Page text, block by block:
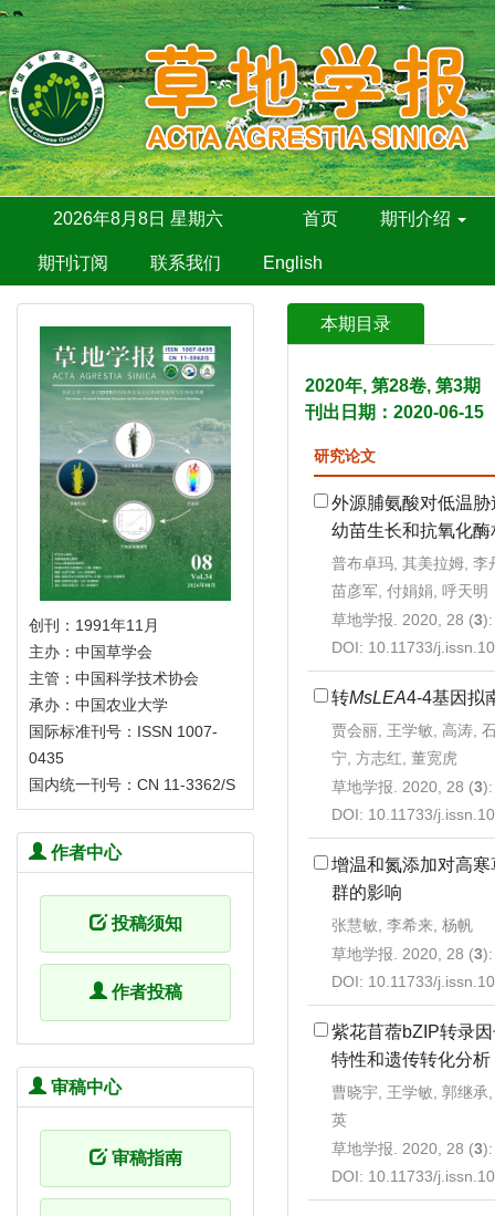
2026年8月8日 星期六 首页 期刊介绍
期刊订阅 联系我们 English
本期目录
2020年, 第28卷, 第3
刊出日期：2020-06-15
研究论文
外源脯氨酸对低温
幼苗生长和抗氧化
普布卓玛, 其美拉姆, 李
苗彦军, 付娟娟, 呼天明
草地学报. 2020, 28 (3
DOI: 10.11733/
转MsLEA4-4基因拟
贾会丽, 王学敏, 高涛,
宁, 方志红, 董宽虎
草地学报. 2020, 28 (3
DOI: 10.11733/
增温和氮添加对高
群的影响
张慧敏, 李希来, 杨帆
草地学报. 2020, 28 (3
DOI: 10.11733/
紫花苜蓿bZIP转录
特性和遗传转化分析
曹晓宇, 王学敏, 郭继承
英
草地学报. 2020, 28 (3
DOI: 10.11733/
创刊：1991年11月
主办：中国草学会
主管：中国科学技术协会
承办：中国农业大学
国际标准刊号：ISSN 1007-
0435
国内统一刊号：CN 11-3362/S
作者中心
投稿须知
作者投稿
审稿中心
审稿指南